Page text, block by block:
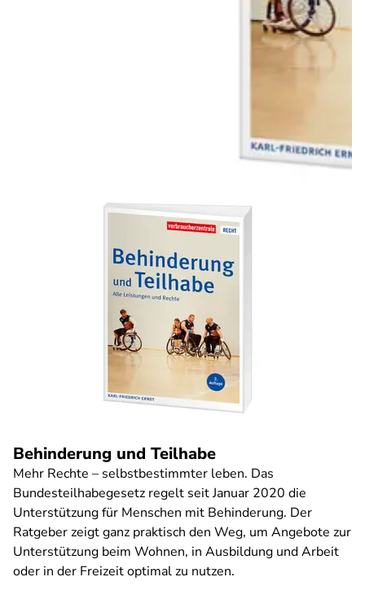
Behinderung und Teilhabe
Mehr Rechte – selbstbestimmter leben. Das
Bundesteilhabegesetz regelt seit Januar 2020 die
Unterstützung für Menschen mit Behinderung. Der
Ratgeber zeigt ganz praktisch den Weg, um Angebote zur
Unterstützung beim Wohnen, in Ausbildung und Arbeit
oder in der Freizeit optimal zu nutzen.